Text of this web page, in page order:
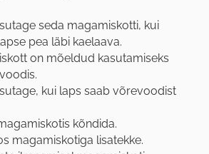
seda magamiskotti, kui
pea läbi kaelaava.
on mõeldud kasutamiseks
kui laps saab võrevoodist
kõndida.
magamiskotiga lisatekke.